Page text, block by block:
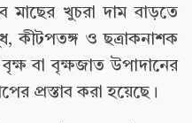
মাছের খুচরা দাম বাড়তে
কীটপতঙ্গ ও ছত্রাকনাশক
বা বৃক্ষজাত উপাদানের
প্রস্তাব করা হয়েছে।